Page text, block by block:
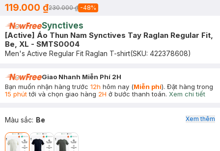
119.000 ₫230.000 ₫ -48%
Synctives
[Active] Áo Thun Nam Synctives Tay Raglan Regular Fit,
Be, XL - SMTS0004
Men's Active Regular Fit Raglan T-shirt(SKU: 422378608)
Giao Nhanh Miễn Phí 2H
Bạn muốn nhận hàng trước 12h hôm nay (Miễn phí). Đặt hàng trong
15 phúttới và chọn giao hàng 2H ở bước thanh toán. Xem chi tiết
Màu sắc: Be Xem thêm